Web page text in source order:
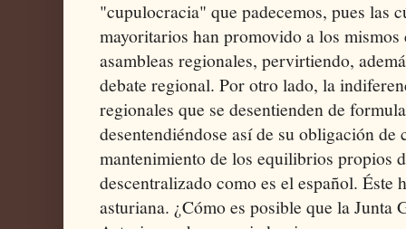
"cupulocracia" que padecemos, pues las
mayoritarios han promovido a los mismos
asambleas regionales, pervirtiendo,
debate regional. Por otro lado, la
regionales que se desentienden de
desentendiéndose así de su obligación de
mantenimiento de los equilibrios propios
descentralizado como es el español. Éste
asturiana. ¿Cómo es posible que la Junta